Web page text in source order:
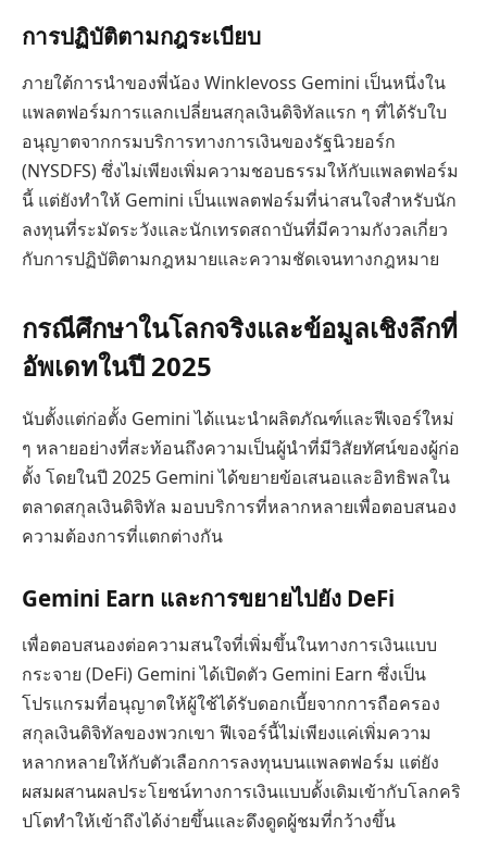
การปฏิบัติตามกฎระเบียบ
ภายใต้การนำของพี่น้อง Winklevoss Gemini เป็นหนึ่งใน
แพลตฟอร์มการแลกเปลี่ยนสกุลเงินดิจิทัลแรก ๆ ที่ได้รับใบ
อนุญาตจากกรมบริการทางการเงินของรัฐนิวยอร์ก
(NYSDFS) ซึ่งไม่เพียงเพิ่มความชอบธรรมให้กับแพลตฟอร์ม
นี้ แต่ยังทำให้ Gemini เป็นแพลตฟอร์มที่น่าสนใจสำหรับนัก
ลงทุนที่ระมัดระวังและนักเทรดสถาบันที่มีความกังวลเกี่ยว
กับการปฏิบัติตามกฎหมายและความชัดเจนทางกฎหมาย
กรณีศึกษาในโลกจริงและข้อมูลเชิงลึกที่
อัพเดทในปี 2025
นับตั้งแต่ก่อตั้ง Gemini ได้แนะนำผลิตภัณฑ์และฟีเจอร์ใหม่
ๆ หลายอย่างที่สะท้อนถึงความเป็นผู้นำที่มีวิสัยทัศน์ของผู้ก่อ
ตั้ง โดยในปี 2025 Gemini ได้ขยายข้อเสนอและอิทธิพลใน
ตลาดสกุลเงินดิจิทัล มอบบริการที่หลากหลายเพื่อตอบสนอง
ความต้องการที่แตกต่างกัน
Gemini Earn และการขยายไปยัง DeFi
เพื่อตอบสนองต่อความสนใจที่เพิ่มขึ้นในทางการเงินแบบ
กระจาย (DeFi) Gemini ได้เปิดตัว Gemini Earn ซึ่งเป็น
โปรแกรมที่อนุญาตให้ผู้ใช้ได้รับดอกเบี้ยจากการถือครอง
สกุลเงินดิจิทัลของพวกเขา ฟีเจอร์นี้ไม่เพียงแค่เพิ่มความ
หลากหลายให้กับตัวเลือกการลงทุนบนแพลตฟอร์ม แต่ยัง
ผสมผสานผลประโยชน์ทางการเงินแบบดั้งเดิมเข้ากับโลกคริ
ปโตทำให้เข้าถึงได้ง่ายขึ้นและดึงดูดผู้ชมที่กว้างขึ้น